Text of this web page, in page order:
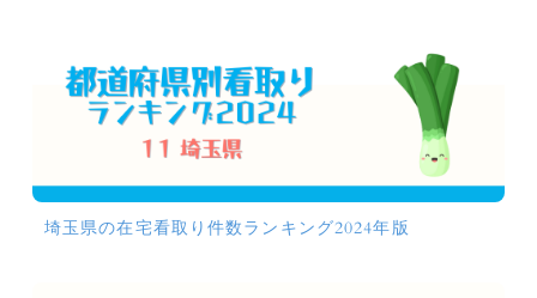
埼玉県の在宅看取り件数ランキング2024年版